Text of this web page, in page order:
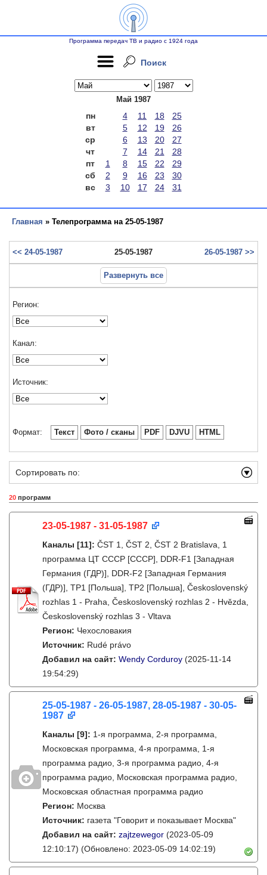
Программа передач ТВ и радио с 1924 года
Поиск
Май 1987
пн 4 11 18
25
вт
5 12 19
26
ср
6 13 20
27
чт
7 14 21
28
пт
1 8 15 22
29
сб
2 9 16 23
30
вс
3 10 17 24 31
Главная » Телепрограмма на 25-05-1987
<< 24-05-1987 25-05-1987 26-05-1987 >>
Развернуть все
Регион:
Канал:
Источник:
Формат: Текст Фото / сканы PDF DJVU HTML
Сортировать по:
20 программ
23-05-1987 - 31-05-1987
Каналы [11]: ČST 1, ČST 2, ČST 2 Bratislava, 1
программа ЦТ СССР [СССР], DDR-F1 [Западная
Германия (ГДР)], DDR-F2 [Западная Германия
(ГДР)], TP1 [Польша], TP2 [Польша], Československý
rozhlas 1 - Praha, Československý rozhlas 2 - Hvězda,
Československý rozhlas 3 - Vltava
Регион: Чехословакия
Источник: Rudé právo
Добавил на сайт: Wendy Corduroy (2025-11-14
19:54:29)
25-05-1987 - 26-05-1987, 28-05-1987 - 30-05-
1987
Каналы [9]: 1-я программа, 2-я программа,
Московская программа, 4-я программа, 1-я
программа радио, 3-я программа радио, 4-я
программа радио, Московская программа радио,
Московская областная программа радио
Регион: Москва
Источник: газета "Говорит и показывает Москва"
Добавил на сайт: zajtzewegor (2023-05-09
12:10:17) (Обновлено: 2023-05-09 14:02:19)